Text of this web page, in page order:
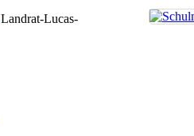
Landrat-Lucas-